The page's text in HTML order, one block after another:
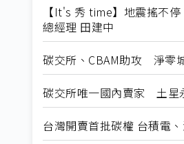
【It's 秀 time】地震搖不
總經理 田建中
碳交所、CBAM助攻 淨零
碳交所唯一國內賣家 土星
台灣開賣首批碳權 台積電